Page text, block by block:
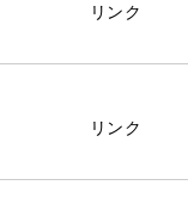
リンク
リンク